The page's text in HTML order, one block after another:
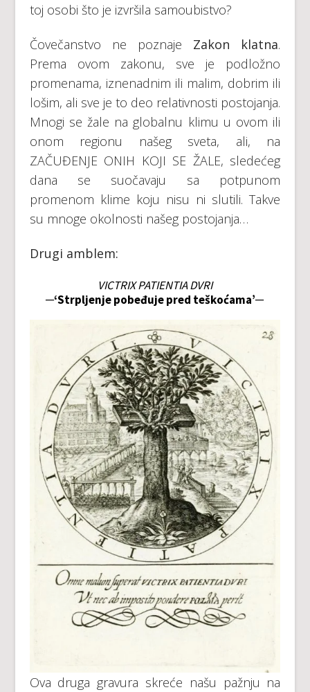
toj osobi što je izvršila samoubistvo?
Čovečanstvo ne poznaje Zakon klatna.
Prema ovom zakonu, sve je podložno
promenama, iznenadnim ili malim, dobrim ili
lošim, ali sve je to deo relativnosti postojanja.
Mnogi se žale na globalnu klimu u ovom ili
onom regionu našeg sveta, ali, na
ZAČUĐENJE ONIH KOJI SE ŽALE, sledećeg
dana se suočavaju sa potpunom
promenom klime koju nisu ni slutili. Takve
su mnoge okolnosti našeg postojanja…
Drugi amblem:
VICTRIX PATIENTIA DVRI
─‘Strpljenje pobeđuje pred teškoćama’─
Ova druga gravura skreće našu pažnju na